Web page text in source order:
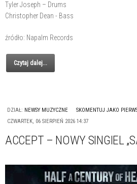
Tyler Joseph – Drums
Christopher Dean - Bass
źródło: Napalm Records
Czytaj dalej...
DZIAŁ: NEWSY MUZYCZNE
SKOMENTUJ JAKO
CZWARTEK, 06 SIERPIEŃ 2026 14:37
ACCEPT – NOWY SINGIEL